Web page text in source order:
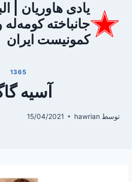
محتوا
یادی هاوریان |
جانباخته
کمونیست ایران
1365
آسیه
توسط hawrian
15/04/2021